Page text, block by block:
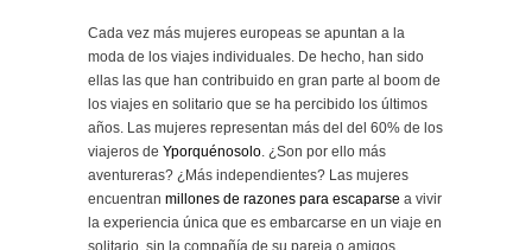
Cada vez más mujeres europeas se apuntan a la
moda de los viajes individuales. De hecho, han sido
ellas las que han contribuido en gran parte al boom de
los viajes en solitario que se ha percibido los últimos
años. Las mujeres representan más del del 60% de los
viajeros de Yporquénosolo. ¿Son por ello más
aventureras? ¿Más independientes? Las mujeres
encuentran millones de razones para escaparse a vivir
la experiencia única que es embarcarse en un viaje en
solitario, sin la compañía de su pareja o amigos.